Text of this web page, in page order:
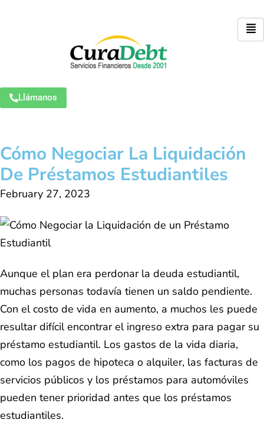
Llámanos
Cómo Negociar La Liquidación
De Préstamos Estudiantiles
February 27, 2023
Aunque el plan era perdonar la deuda estudiantil,
muchas personas todavía tienen un saldo pendiente.
Con el costo de vida en aumento, a muchos les puede
resultar difícil encontrar el ingreso extra para pagar su
préstamo estudiantil. Los gastos de la vida diaria,
como los pagos de hipoteca o alquiler, las facturas de
servicios públicos y los préstamos para automóviles
pueden tener prioridad antes que los préstamos
estudiantiles.